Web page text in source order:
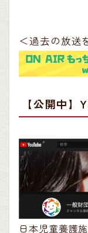
＜過去の放送
【公開中
日本児童養護